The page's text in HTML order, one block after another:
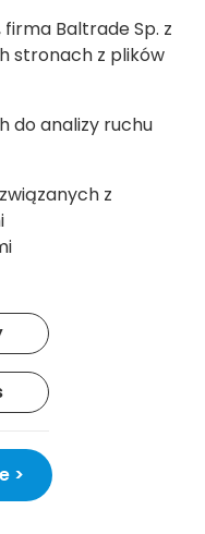
jest Baltrade sp. z o.o.
80-298 Gdańsk.
Baltrade Sp. z
stronach z plików
do analizy ruchu
z
>